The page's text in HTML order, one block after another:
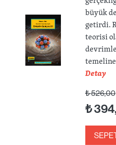
büyük
getirdi.
teorisi
Detay
₺526,00
₺